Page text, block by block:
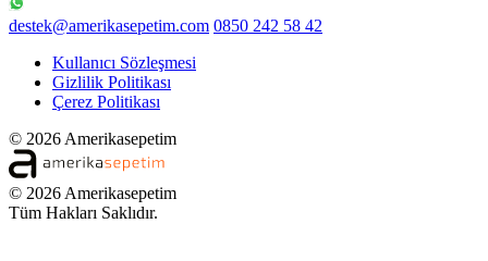
destek@amerikasepetim.com 0850 242 58 42
Kullanıcı Sözleşmesi
Gizlilik Politikası
Çerez Politikası
© 2026 Amerikasepetim
© 2026 Amerikasepetim
Tüm Hakları Saklıdır.